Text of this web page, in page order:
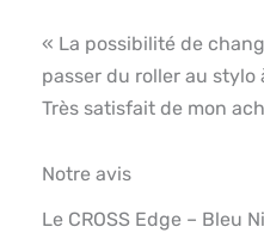
« La possibilité de
passer du roller au stylo
Très satisfait de mon
Notre avis
Le CROSS Edge – Bleu